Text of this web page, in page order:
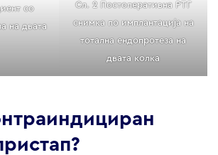
со
на двата
Сл. 2 Постоперативна РТГ
снимка по имплантација на
тотална ендопротеза на
двата колка